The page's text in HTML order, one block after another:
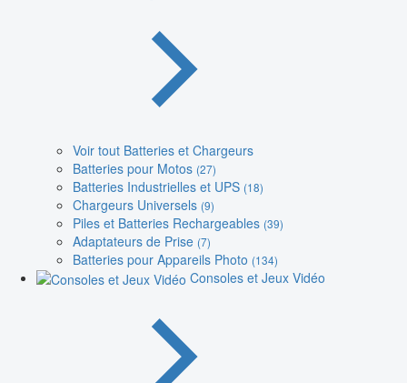
Voir tout Batteries et Chargeurs
Batteries pour Motos (27)
Batteries Industrielles et UPS (18)
Chargeurs Universels (9)
Piles et Batteries Rechargeables (39)
Adaptateurs de Prise (7)
Batteries pour Appareils Photo (134)
Consoles et Jeux Vidéo